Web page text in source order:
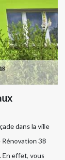
dans la ville
38
En effet, vous